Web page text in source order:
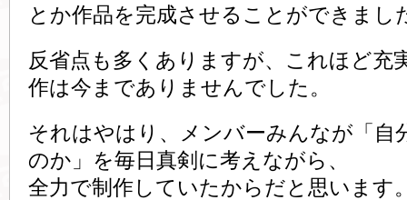
とか作品を完成させることができまし
反省点も多くありますが、これほど充
作は今までありませんでした。
それはやはり、メンバーみんなが「自
のか」を毎日真剣に考えながら、
全力で制作していたからだと思います